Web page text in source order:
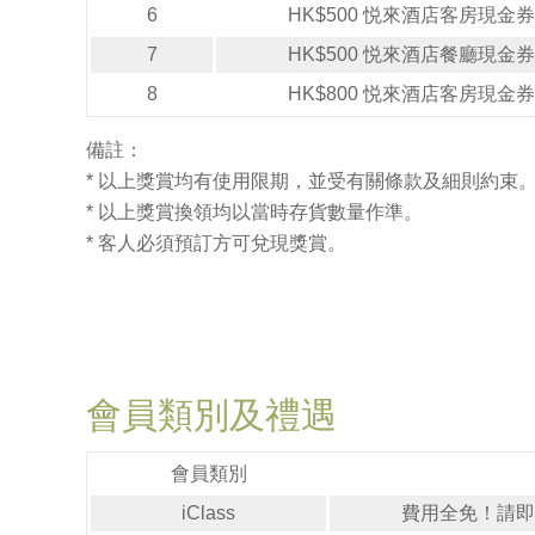
6
HK$500 悦來酒店客房現金券
7
HK$500 悦來酒店餐廳現金券
8
HK$800 悦來酒店客房現金券
備註：
* 以上獎賞均有使用限期，並受有關條款及細則約束。
* 以上獎賞換領均以當時存貨數量作準。
* 客人必須預訂方可兌現獎賞。
會員類別及禮遇
會員類別
iClass
費用全免！請即